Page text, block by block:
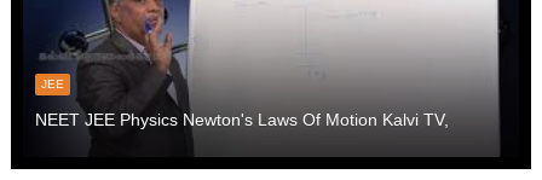
JEE
NEET JEE Physics Newton's Laws Of Motion Kalvi TV,